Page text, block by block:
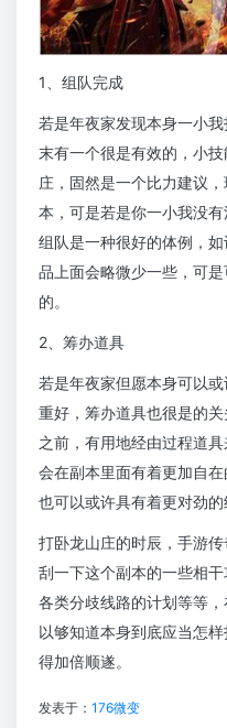
1、组队完成
若是年夜家发现本身一小
末有一个很是有效的，小
庄，固然是一个比力建议
本，可是若是你一小我没
组队是一种很好的体例，
品上面会略微少一些，可
的。
2、筹办道具
若是年夜家但愿本身可以
重好，筹办道具也很是的
之前，有用地经由过程道
会在副本里面有着更加自
也可以或许具有着更对劲的
打卧龙山庄的时辰，手游
刮一下这个副本的一些相
各类分歧线路的计划等等
以够知道本身到底应当怎
得加倍顺遂。
发表于： 176微变